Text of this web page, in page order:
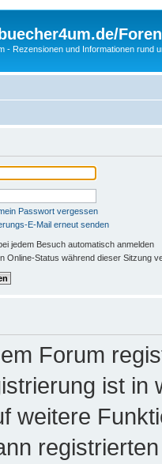
Foren
- Rezensionen und Informationen rund
Passwort vergessen
E-Mail erneut senden
jedem Besuch automatisch anmelden
Online-Status während dieser Sitzung
Forum
ist in
weitere